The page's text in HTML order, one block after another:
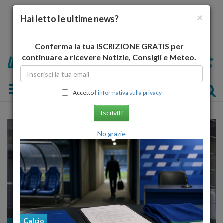
Toggle navigation
×
Hai letto le ultime news?
Conferma la tua ISCRIZIONE GRATIS per
continuare a ricevere Notizie, Consigli e Meteo.
Accettol'informativa sulla privacy
Iscriviti
No grazie
Calcio